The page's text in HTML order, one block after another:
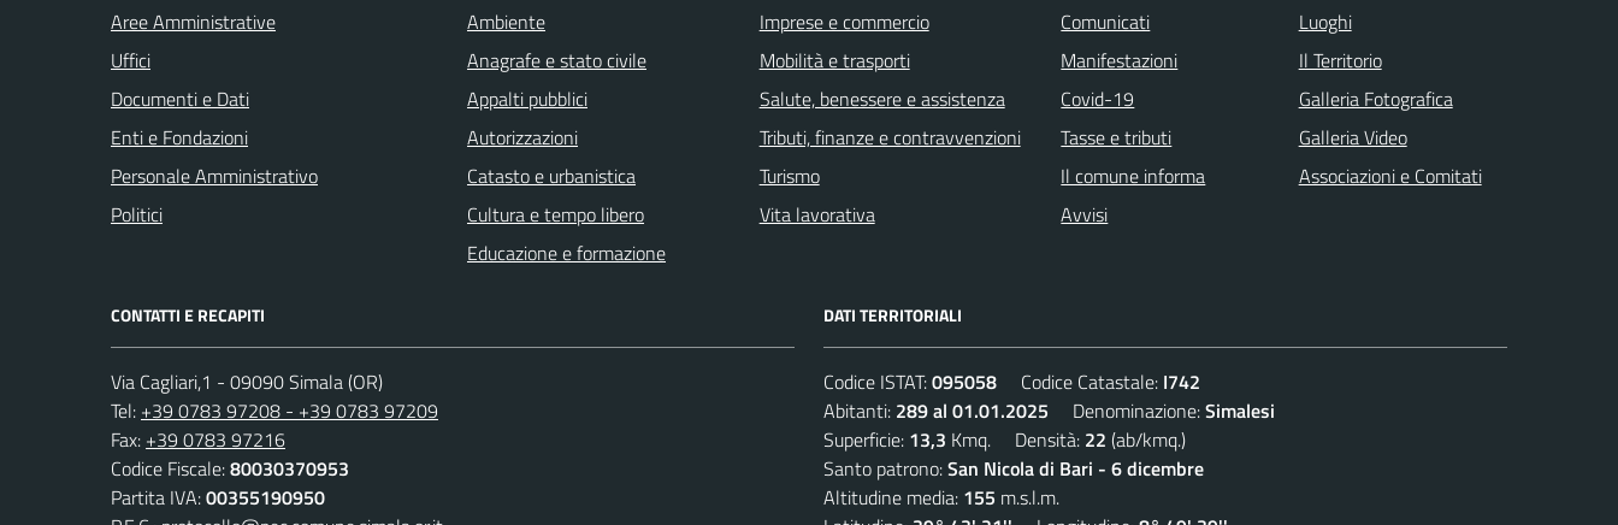
Aree Amministrative
Uffici
Documenti e Dati
Enti e Fondazioni
Personale Amministrativo
Politici
Ambiente
Anagrafe e stato civile
Appalti pubblici
Autorizzazioni
Catasto e urbanistica
Cultura e tempo libero
Educazione e formazione
Imprese e commercio
Mobilità e trasporti
Salute, benessere e assistenza
Tributi, finanze e contravvenzioni
Turismo
Vita lavorativa
Comunicati
Manifestazioni
Covid-19
Tasse e tributi
Il comune informa
Avvisi
Luoghi
Il Territorio
Galleria Fotografica
Galleria Video
Associazioni e Comitati
CONTATTI E RECAPITI
Via Cagliari,1 - 09090 Simala (OR)
Tel: +39 0783 97208 - +39 0783 97209
Fax: +39 0783 97216
Codice Fiscale:80030370953
Partita IVA:00355190950
DATI TERRITORIALI
Codice ISTAT:095058 Codice Catastale: I742
Abitanti: 289 al 01.01.2025 Denominazione:Simalesi
Superficie: 13,3 Kmq. Densità: 22 (ab/kmq.)
Santo patrono:San Nicola di Bari - 6 dicembre
Altitudine media: 155 m.s.l.m.